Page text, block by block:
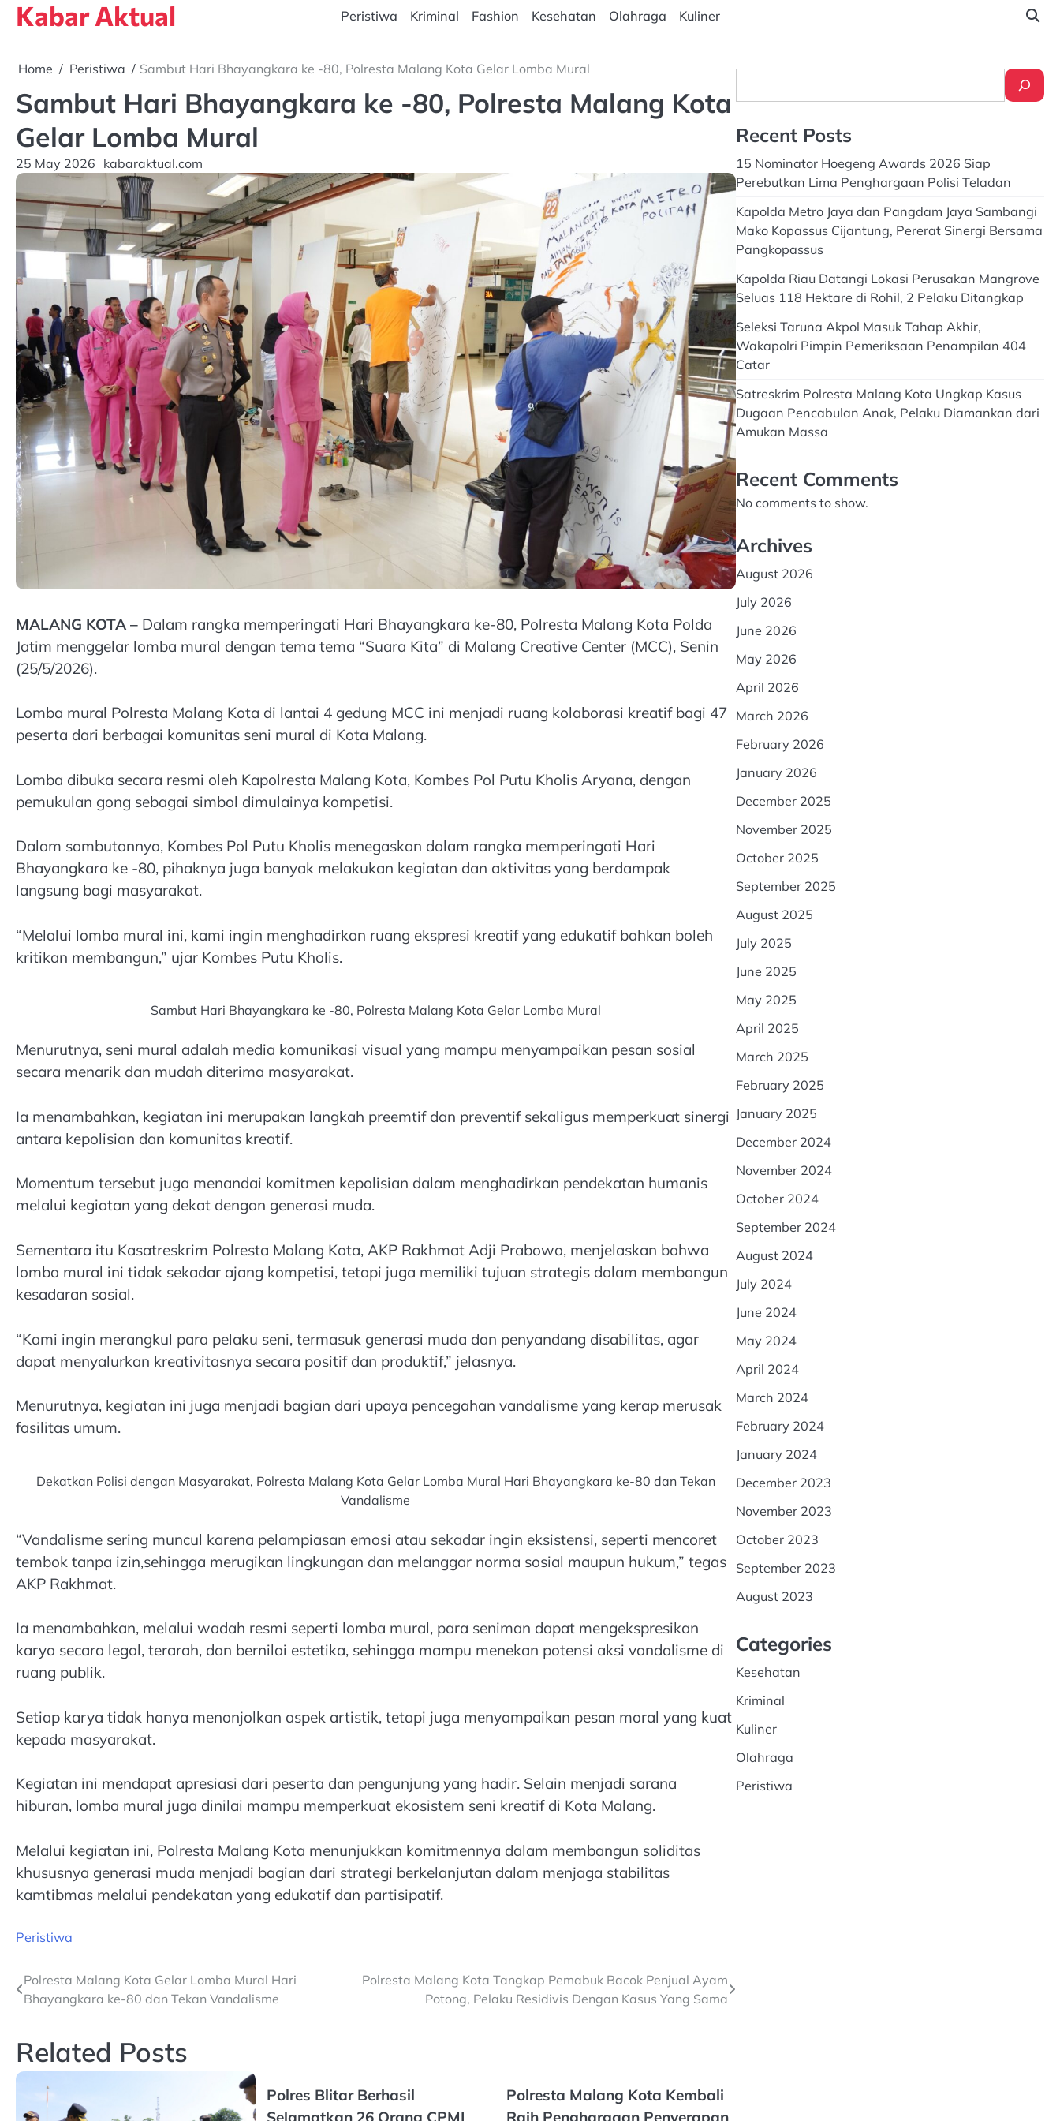
SkipKabar Aktual Peristiwa Kriminal Fashion Kesehatan Olahraga Kuliner
Home Peristiwa Sambut Hari Bhayangkara ke -80, Polresta Malang Kota Gelar Lomba Mural
Sambut Hari Bhayangkara ke -80, Polresta Malang Kota
Gelar Lomba Mural
25 May 2026 kabaraktual.com
MALANG KOTA – Dalam rangka memperingati Hari Bhayangkara ke-80, Polresta Malang Kota Polda
Jatim menggelar lomba mural dengan tema tema “Suara Kita” di Malang Creative Center (MCC), Senin
(25/5/2026).
Lomba mural Polresta Malang Kota di lantai 4 gedung MCC ini menjadi ruang kolaborasi kreatif bagi 47
peserta dari berbagai komunitas seni mural di Kota Malang.
Lomba dibuka secara resmi oleh Kapolresta Malang Kota, Kombes Pol Putu Kholis Aryana, dengan
pemukulan gong sebagai simbol dimulainya kompetisi.
Dalam sambutannya, Kombes Pol Putu Kholis menegaskan dalam rangka memperingati Hari
Bhayangkara ke -80, pihaknya juga banyak melakukan kegiatan dan aktivitas yang berdampak
langsung bagi masyarakat.
“Melalui lomba mural ini, kami ingin menghadirkan ruang ekspresi kreatif yang edukatif bahkan boleh
kritikan membangun,” ujar Kombes Putu Kholis.
Sambut Hari Bhayangkara ke -80, Polresta Malang Kota Gelar Lomba Mural
Menurutnya, seni mural adalah media komunikasi visual yang mampu menyampaikan pesan sosial
secara menarik dan mudah diterima masyarakat.
Ia menambahkan, kegiatan ini merupakan langkah preemtif dan preventif sekaligus memperkuat sinergi
antara kepolisian dan komunitas kreatif.
Momentum tersebut juga menandai komitmen kepolisian dalam menghadirkan pendekatan humanis
melalui kegiatan yang dekat dengan generasi muda.
Sementara itu Kasatreskrim Polresta Malang Kota, AKP Rakhmat Adji Prabowo, menjelaskan bahwa
lomba mural ini tidak sekadar ajang kompetisi, tetapi juga memiliki tujuan strategis dalam membangun
kesadaran sosial.
“Kami ingin merangkul para pelaku seni, termasuk generasi muda dan penyandang disabilitas, agar
dapat menyalurkan kreativitasnya secara positif dan produktif,” jelasnya.
Menurutnya, kegiatan ini juga menjadi bagian dari upaya pencegahan vandalisme yang kerap merusak
fasilitas umum.
Dekatkan Polisi dengan Masyarakat, Polresta Malang Kota Gelar Lomba Mural Hari Bhayangkara ke-80 dan Tekan
Vandalisme
“Vandalisme sering muncul karena pelampiasan emosi atau sekadar ingin eksistensi, seperti mencoret
tembok tanpa izin,sehingga merugikan lingkungan dan melanggar norma sosial maupun hukum,” tegas
AKP Rakhmat.
Ia menambahkan, melalui wadah resmi seperti lomba mural, para seniman dapat mengekspresikan
karya secara legal, terarah, dan bernilai estetika, sehingga mampu menekan potensi aksi vandalisme di
ruang publik.
Setiap karya tidak hanya menonjolkan aspek artistik, tetapi juga menyampaikan pesan moral yang kuat
kepada masyarakat.
Kegiatan ini mendapat apresiasi dari peserta dan pengunjung yang hadir. Selain menjadi sarana
hiburan, lomba mural juga dinilai mampu memperkuat ekosistem seni kreatif di Kota Malang.
Melalui kegiatan ini, Polresta Malang Kota menunjukkan komitmennya dalam membangun soliditas
khususnya generasi muda menjadi bagian dari strategi berkelanjutan dalam menjaga stabilitas
kamtibmas melalui pendekatan yang edukatif dan partisipatif.
Peristiwa
Post
navigation
Polresta Malang Kota Gelar Lomba Mural Hari
Bhayangkara ke-80 dan Tekan Vandalisme
Polresta Malang Kota Tangkap Pemabuk Bacok Penjual Ayam
Potong, Pelaku Residivis Dengan Kasus Yang Sama
Related Posts
Polres Blitar Berhasil
Polresta Malang Kota Kembali
Recent Posts
15 Nominator Hoegeng Awards 2026 Siap
Perebutkan Lima Penghargaan Polisi Teladan
Kapolda Metro Jaya dan Pangdam Jaya Sambangi
Mako Kopassus Cijantung, Pererat Sinergi Bersama
Pangkopassus
Kapolda Riau Datangi Lokasi Perusakan Mangrove
Seluas 118 Hektare di Rohil, 2 Pelaku Ditangkap
Seleksi Taruna Akpol Masuk Tahap Akhir,
Wakapolri Pimpin Pemeriksaan Penampilan 404
Catar
Satreskrim Polresta Malang Kota Ungkap Kasus
Dugaan Pencabulan Anak, Pelaku Diamankan dari
Amukan Massa
Recent Comments
No comments to show.
Archives
August 2026
July 2026
June 2026
May 2026
April 2026
March 2026
February 2026
January 2026
December 2025
November 2025
October 2025
September 2025
August 2025
July 2025
June 2025
May 2025
April 2025
March 2025
February 2025
January 2025
December 2024
November 2024
October 2024
September 2024
August 2024
July 2024
June 2024
May 2024
April 2024
March 2024
February 2024
January 2024
December 2023
November 2023
October 2023
September 2023
August 2023
Categories
Kesehatan
Kriminal
Kuliner
Olahraga
Peristiwa